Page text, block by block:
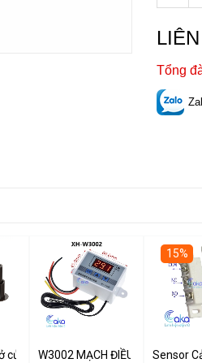
Tổng
cửa RC-36 gắn âm tường
W3002 MẠCH ĐIỀU KHIỂN
15%
Sensor